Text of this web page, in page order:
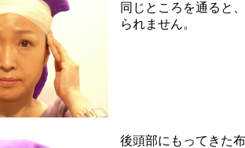
同じところを通ると
られません。
後頭部にもってきた